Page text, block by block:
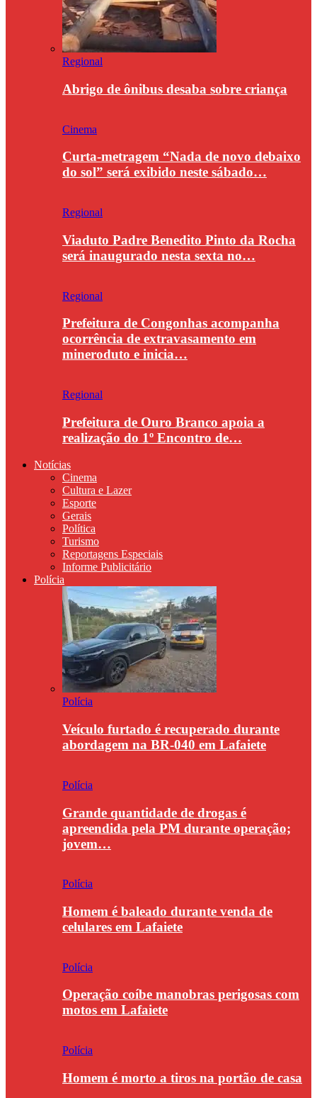
Regional
Abrigo de ônibus desaba sobre criança
Cinema
Curta-metragem “Nada de novo debaixo
do sol” será exibido neste sábado…
Regional
Viaduto Padre Benedito Pinto da Rocha
será inaugurado nesta sexta no…
Regional
Prefeitura de Congonhas acompanha
ocorrência de extravasamento em
mineroduto e inicia…
Regional
Prefeitura de Ouro Branco apoia a
realização do 1º Encontro de…
Notícias
Cinema
Cultura e Lazer
Esporte
Gerais
Política
Turismo
Reportagens Especiais
Informe Publicitário
Polícia
Polícia
Veículo furtado é recuperado durante
abordagem na BR-040 em Lafaiete
Polícia
Grande quantidade de drogas é
apreendida pela PM durante operação;
jovem…
Polícia
Homem é baleado durante venda de
celulares em Lafaiete
Polícia
Operação coíbe manobras perigosas com
motos em Lafaiete
Polícia
Homem é morto a tiros na portão de casa